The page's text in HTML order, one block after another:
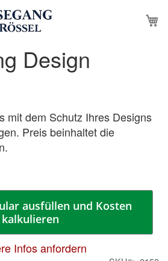
Design
mit dem Schutz Ihres Designs
Preis beinhaltet die
ausfüllen und Kosten
kalkulieren
Infos anfordern